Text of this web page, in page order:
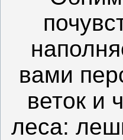
вами
веток и
леса: